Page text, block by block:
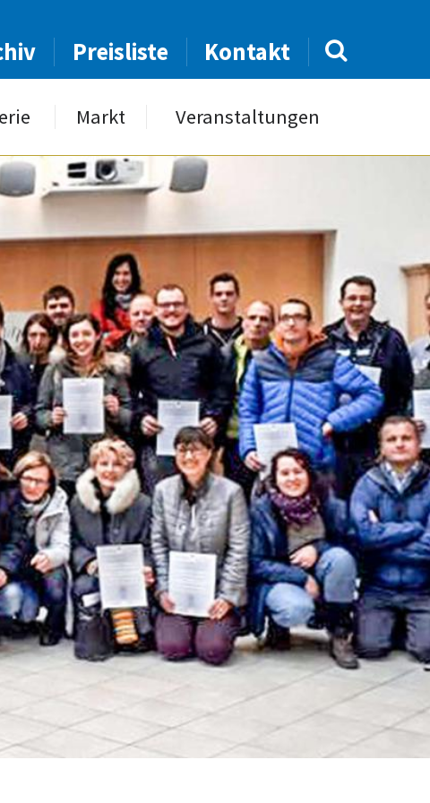
Preisliste Kontakt
Markt Veranstaltungen